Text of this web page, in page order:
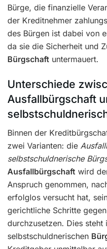
Bürge, die finanzielle
der Kreditnehmer
des Bürgen ist dabei von
da sie die Sicherheit und
Bürgschaft untermauert.
Unterschiede
Ausfallbürgschaft
Binnen der
zwei Varianten: die
selbstschuldnerische
Ausfallbürgschaft wird
Anspruch genommen,
erfolglos versucht hat,
gerichtliche Schritte
durchzusetzen. Dies steht
selbstschuldnerischen